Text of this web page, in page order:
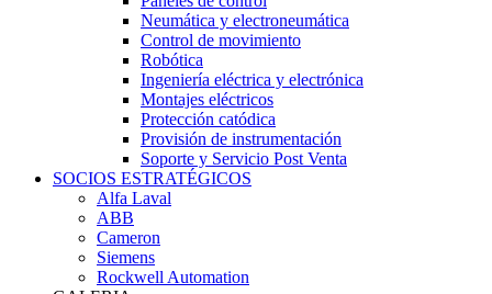
Neumática y electroneumática
Control de movimiento
Robótica
Ingeniería eléctrica y electrónica
Montajes eléctricos
Protección catódica
Provisión de instrumentación
Soporte y Servicio Post Venta
SOCIOS ESTRATÉGICOS
Alfa Laval
ABB
Cameron
Siemens
Rockwell Automation